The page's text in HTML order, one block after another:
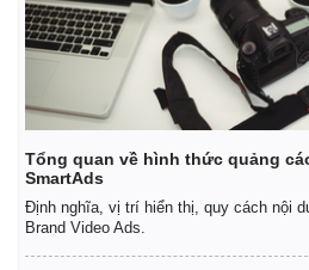
Tổng quan về hình thức quảng
SmartAds
Định nghĩa, vị trí hiển thị, quy cách nội
Brand Video Ads.